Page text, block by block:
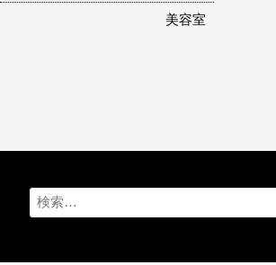
美容室
Search
for: